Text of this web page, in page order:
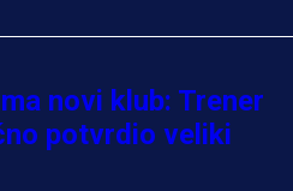
novi klub: Trener
potvrdio veliki